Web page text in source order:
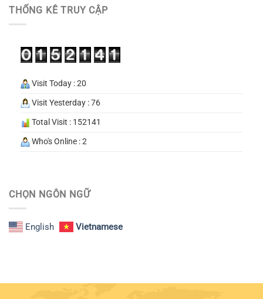
THỐNG KÊ TRUY CẬP
Visit Today : 20
Visit Yesterday : 76
Total Visit : 152141
Who's Online : 2
CHỌN NGÔN NGỮ
English Vietnamese